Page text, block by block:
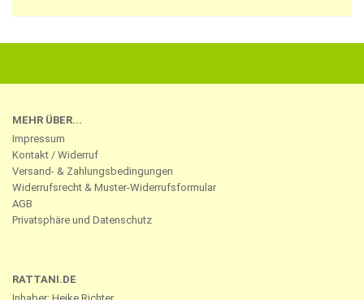
MEHR ÜBER...
Impressum
Kontakt / Widerruf
Versand- & Zahlungsbedingungen
Widerrufsrecht & Muster-Widerrufsformular
AGB
Privatsphäre und Datenschutz
RATTANI.DE